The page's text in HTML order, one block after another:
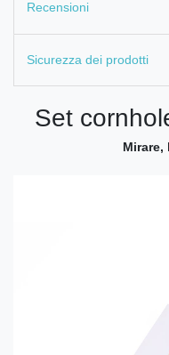
Recensioni
Sicurezza dei prodotti
Set
Mirare,